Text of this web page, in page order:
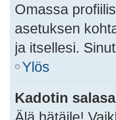
Omassa
asetuksen
ja itsellesi.
Ylös
Kadotin
Älä hätäile!